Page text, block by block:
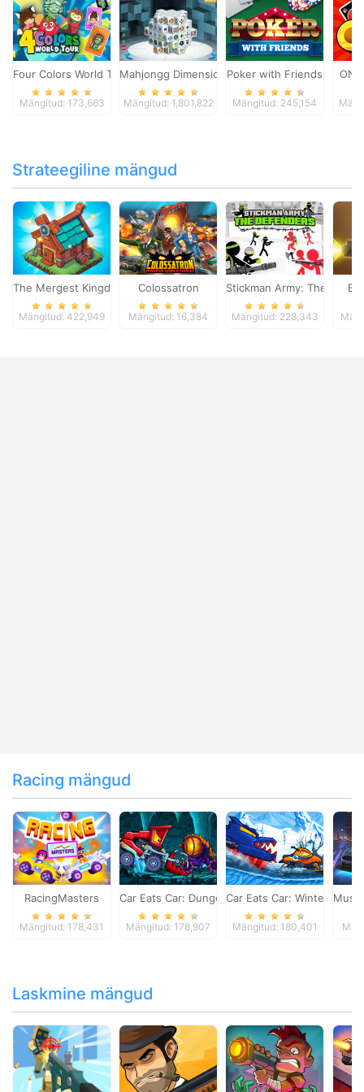
Four Colors World Tour
Mängitud: 173,663
Mahjongg Dimensions
Mängitud: 1,801,822
Poker with Friends
Mängitud: 245,154
Strateegiline mängud
The Mergest Kingdom
Mängitud: 422,949
Colossatron
Mängitud: 16,384
Stickman Army: The
Mängitud: 228,343
Racing mängud
RacingMasters
Mängitud: 178,431
Car Eats Car: Dungeon Adventure
Mängitud: 178,907
Car Eats Car: Winter
Mängitud: 180,401
Laskmine mängud